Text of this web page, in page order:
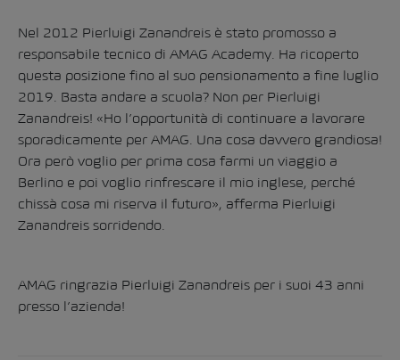
Nel 2012 Pierluigi Zanandreis è stato promosso a
responsabile tecnico di AMAG Academy. Ha ricoperto
questa posizione fino al suo pensionamento a fine luglio
2019. Basta andare a scuola? Non per Pierluigi
Zanandreis! «Ho l’opportunità di continuare a lavorare
sporadicamente per AMAG. Una cosa davvero grandiosa!
Ora però voglio per prima cosa farmi un viaggio a
Berlino e poi voglio rinfrescare il mio inglese, perché
chissà cosa mi riserva il futuro», afferma Pierluigi
Zanandreis sorridendo.
AMAG ringrazia Pierluigi Zanandreis per i suoi 43 anni
presso l’azienda!